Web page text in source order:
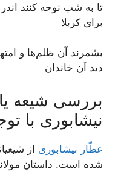
تا به شب نوحه کنند
برای کربلا
بشمرند آن ظلم‌ها و
دید آن خاندان
بررسی شیعه
نیشابوری با
عطّار نیشابوری از
شده‌ است. داستان